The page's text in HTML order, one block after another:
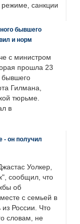
режиме, санкции
бывшего
и норм
с министром
прошла 23
бывшего
Гилмана,
тюрьме.
в
- он получил
Уолкер,
сообщил, что
об
с семьей в
России. Что
словам, не